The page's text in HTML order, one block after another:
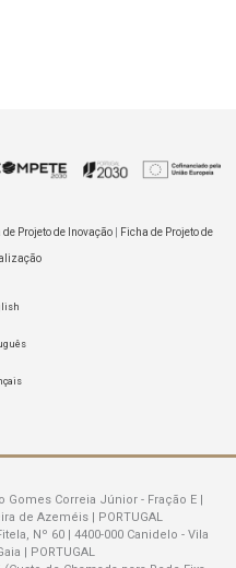
de Projeto de Inovação Ficha de Projeto de
Gomes Correia Júnior - Fração E |
de Azeméis | PORTUGAL
Nº 60 | 4400-000 Canidelo - Vila
| PORTUGAL